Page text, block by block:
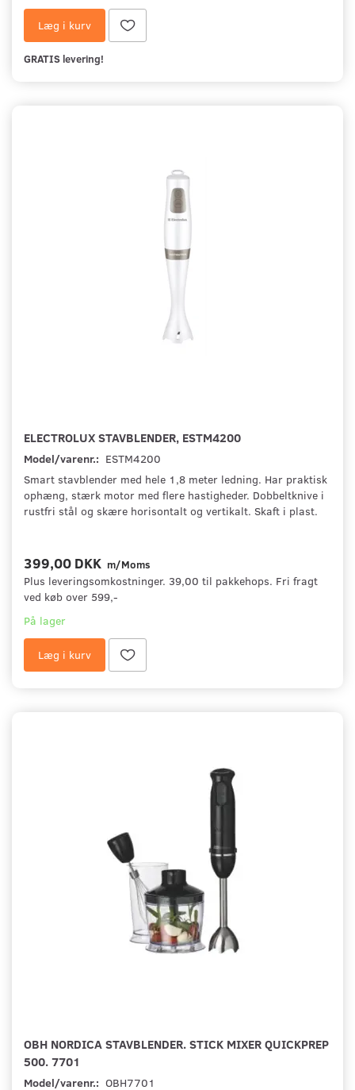
Læg i kurv
GRATIS levering!
ELECTROLUX STAVBLENDER, ESTM4200
Model/varenr.: ESTM4200
Smart stavblender med hele 1,8 meter ledning. Har praktisk
ophæng, stærk motor med flere hastigheder. Dobbeltknive i
rustfri stål og skære horisontalt og vertikalt. Skaft i plast.
399,00 DKK m/Moms
Plus leveringsomkostninger. 39,00 til pakkehops. Fri fragt
ved køb over 599,-
På lager
Læg i kurv
OBH NORDICA STAVBLENDER. STICK MIXER QUICKPREP
500. 7701
Model/varenr.: OBH7701